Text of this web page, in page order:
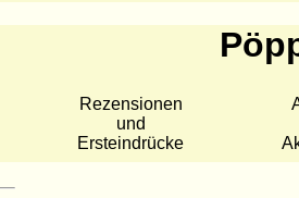
Rezensionen
und
Ersteindrücke